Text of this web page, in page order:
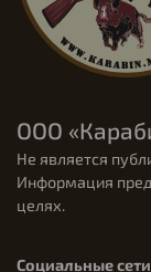
ООО
Не является
Информация
целях.
Социальные сети